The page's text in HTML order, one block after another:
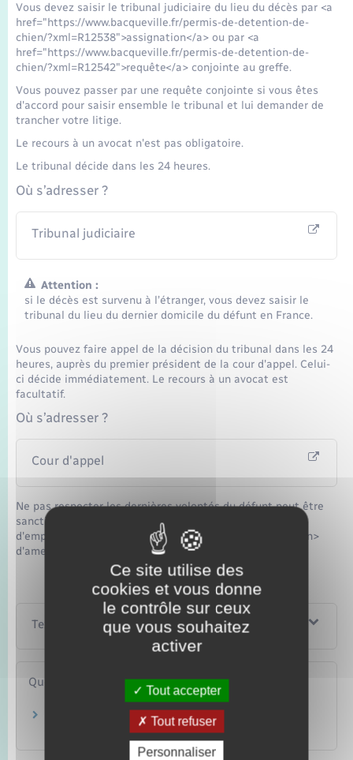
Voirie et espace public
Vous devez saisir le tribunal judiciaire du lieu du décès par <a
href="https://www.bacqueville.fr/permis-de-detention-de-
chien/?xml=R12538">assignation</a> ou par <a
href="https://www.bacqueville.fr/permis-de-detention-de-
chien/?xml=R12542">requête</a> conjointe au greffe.
Vous pouvez passer par une requête conjointe si vous êtes
d'accord pour saisir ensemble le tribunal et lui demander de
trancher votre litige.
Le recours à un avocat n'est pas obligatoire.
Le tribunal décide dans les 24 heures.
Où s’adresser ?
Tribunal judiciaire
Attention :
si le décès est survenu à l’étranger, vous devez saisir le
tribunal du lieu du dernier domicile du défunt en France.
Vous pouvez faire appel de la décision du tribunal dans les 24
heures, auprès du premier président de la cour d'appel. Celui-
ci décide immédiatement. Le recours à un avocat est
facultatif.
Où s’adresser ?
Cour d'appel
Ne pas respecter les dernières volontés du défunt peut être
sanctionné d'une peine pouvant aller jusqu'à 6 mois
d'emprisonnement et<span class="valeur"> 7 500 €</span>
d'amende.
Textes de référence
Questions ? Réponses !
Comment transmettre une sépulture
Ce site utilise des
cookies et vous donne
le contrôle sur ceux
que vous souhaitez
activer
Tout accepter
Tout refuser
Personnaliser